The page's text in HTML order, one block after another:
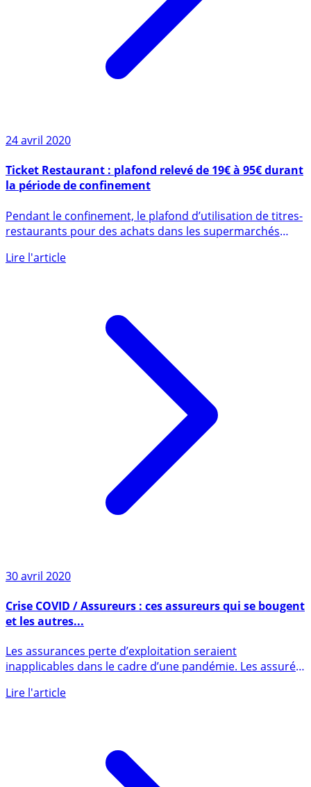
24 avril 2020
la période de confinement
Pendant le confinement, le plafond d’utilisation de titres-
restaurants pour des achats dans les supermarchés
30 avril 2020
et les autres...
inapplicables dans le cadre d’une pandémie. Les assurés